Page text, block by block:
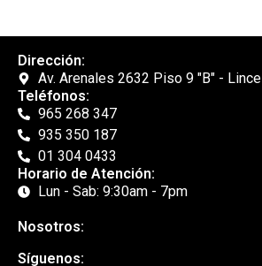
Dirección:
Av. Arenales 2632 Piso 9 "B" - Lince
Teléfonos:
965 268 347
935 350 187
01 304 0433
Horario de Atención:
Lun - Sab: 9:30am - 7pm
Nosotros:
Síguenos: